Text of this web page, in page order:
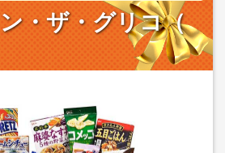
・ザ・グリコ（